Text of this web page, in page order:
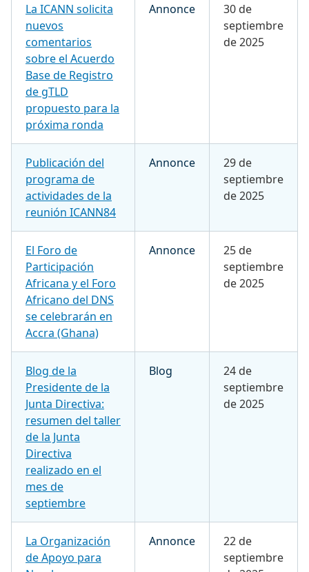
La ICANN solicita
nuevos
comentarios
sobre el Acuerdo
Base de Registro
de gTLD
propuesto para la
próxima ronda
Annonce
30 de
septiembre
de 2025
Publicación del
programa de
actividades de la
reunión ICANN84
Annonce
29 de
septiembre
de 2025
El Foro de
Participación
Africana y el Foro
Africano del DNS
se celebrarán en
Accra (Ghana)
Annonce
25 de
septiembre
de 2025
Blog de la
Presidente de la
Junta Directiva:
resumen del taller
de la Junta
Directiva
realizado en el
mes de
septiembre
Blog
24 de
septiembre
de 2025
La Organización
de Apoyo para
Annonce
22 de
septiembre